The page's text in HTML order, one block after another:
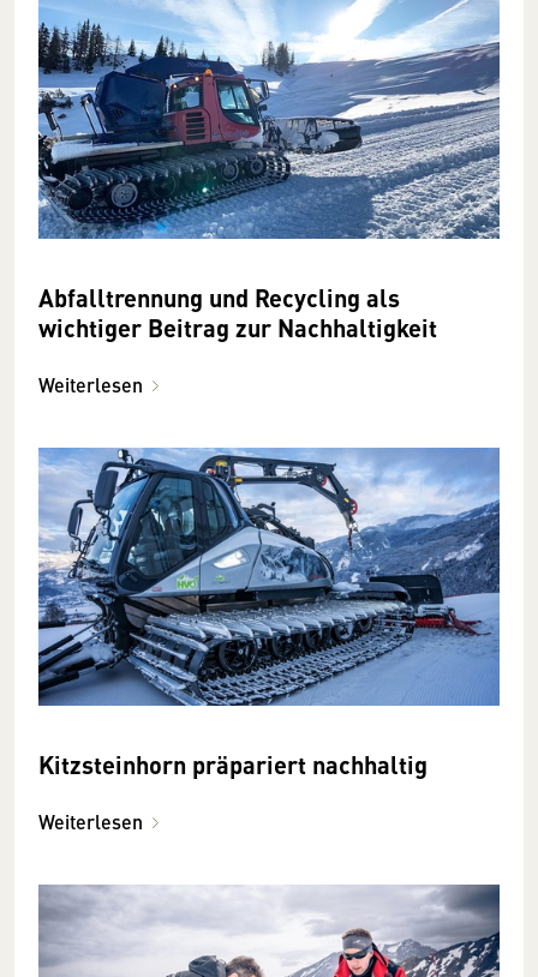
Abfalltrennung und Recycling als
wichtiger Beitrag zur Nachhaltigkeit
Weiterlesen
Kitzsteinhorn präpariert nachhaltig
Weiterlesen